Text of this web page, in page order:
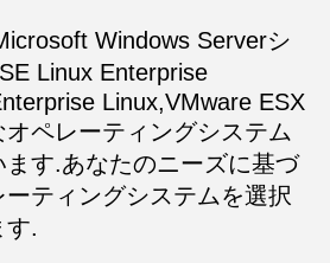
Windows Serverシ
Linux Enterprise
Linux,VMware ESX
ペレーティングシステム
す.あなたのニーズに基づ
ティングシステムを選択
す.